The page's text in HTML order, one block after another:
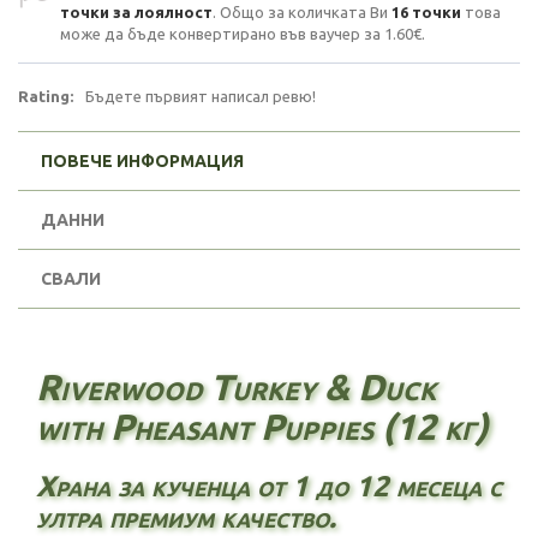
точки за лоялност. Общо за количката Ви 16 точки това
може да бъде конвертирано във ваучер за 1.60€.
Rating: Бъдете първият написал ревю!
ПОВЕЧЕ ИНФОРМАЦИЯ
ДАННИ
СВАЛИ
Riverwood Turkey & Duck
with Pheasant Puppies (12 кг)
Храна за кученца от 1 до 12 месеца с
ултра премиум качество.